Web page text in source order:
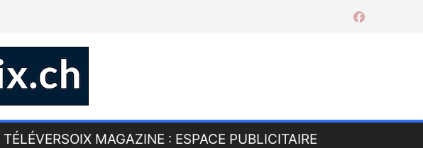
TÉLÉVERSOIX MAGAZINE : ESPACE PUBLICITAIRE